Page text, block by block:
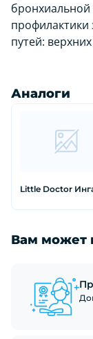
профилактики
путей:
Аналоги
Вам может